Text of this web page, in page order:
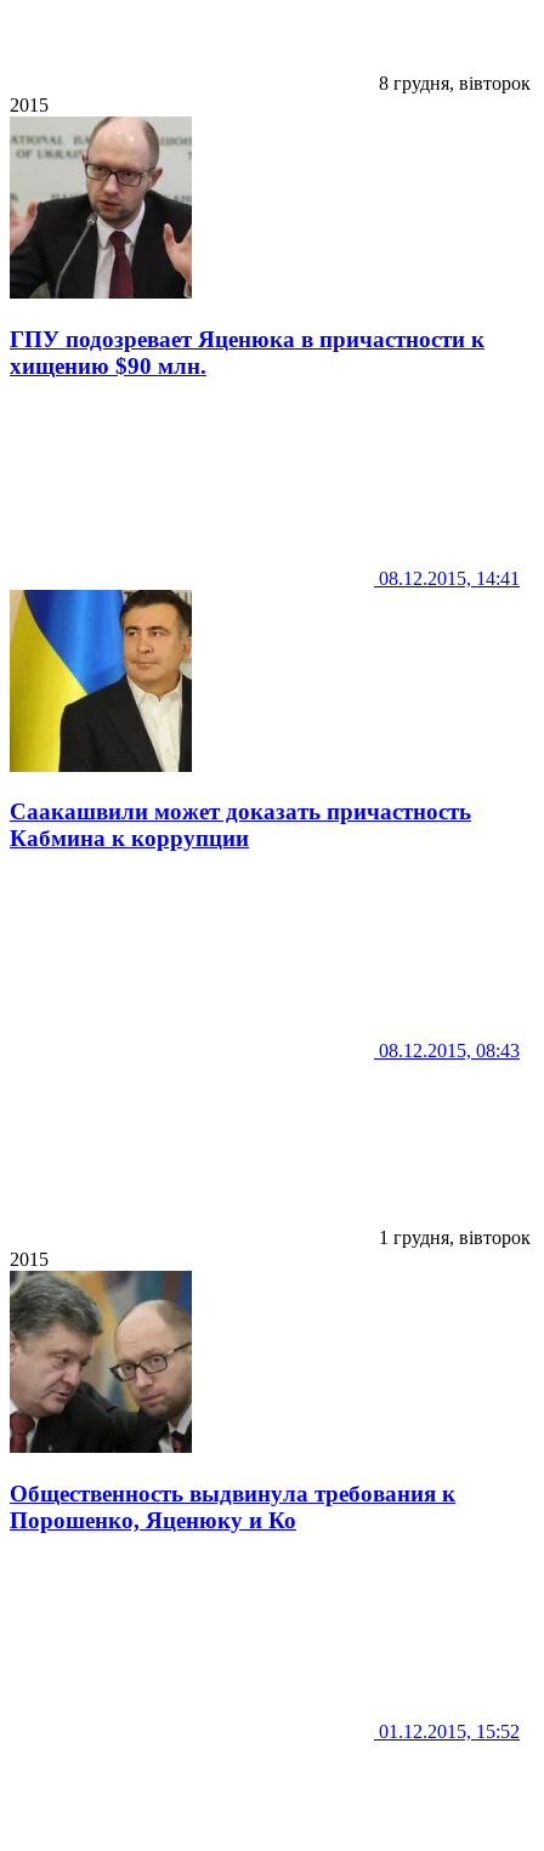
8 грудня, вівторок
2015
ГПУ подозревает Яценюка в причастности к
хищению $90 млн.
08.12.2015, 14:41
Саакашвили может доказать причастность
Кабмина к коррупции
08.12.2015, 08:43
1 грудня, вівторок
2015
Общественность выдвинула требования к
Порошенко, Яценюку и Ко
01.12.2015, 15:52